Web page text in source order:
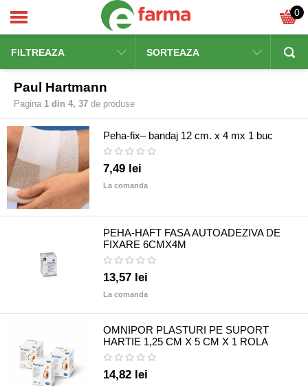
0
FILTREAZA SORTEAZA
Paul Hartmann
Pagina 1 din 4, 37 de produse
Peha-fix– bandaj 12 cm. x 4 mx 1 buc
7,49 lei
La comanda
PEHA-HAFT FASA AUTOADEZIVA DE
FIXARE 6CMX4M
13,57 lei
La comanda
OMNIPOR PLASTURI PE SUPORT
HARTIE 1,25 CM X 5 CM X 1 ROLA
14,82 lei